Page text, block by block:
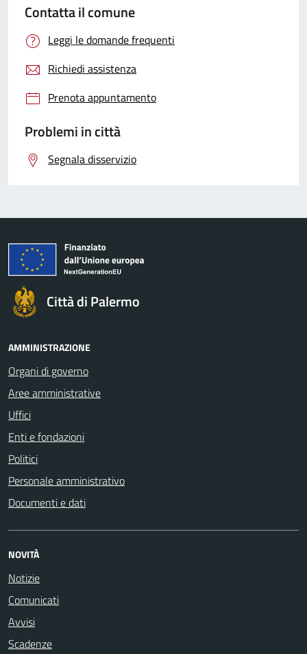
Contatta il comune
Leggi le domande frequenti
Richiedi assistenza
Prenota appuntamento
Problemi in città
Segnala disservizio
Città di Palermo
AMMINISTRAZIONE
Organi di governo
Aree amministrative
Uffici
Enti e fondazioni
Politici
Personale amministrativo
Documenti e dati
NOVITÀ
Notizie
Comunicati
Avvisi
Scadenze